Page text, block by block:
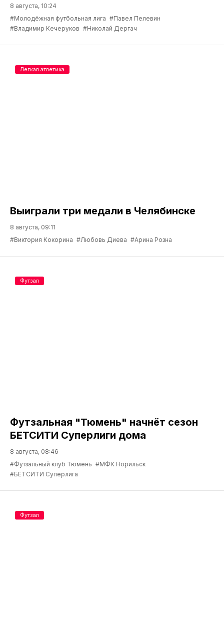
8 августа, 10:24
#Молодёжная футбольная лига #Павел Пелевин
#Владимир Кечеруков #Николай Дергач
Выиграли три медали в Челябинске
8 августа, 09:11
#Виктория Кокорина #Любовь Диева #Арина Розна
Легкая атлетика
Футзальная "Тюмень" начнёт сезон
БЕТСИТИ Суперлиги дома
8 августа, 08:46
#Футзальный клуб Тюмень #МФК Норильск
#БЕТСИТИ Суперлига
Футзал
Футзал